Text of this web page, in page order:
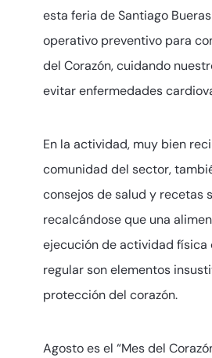
esta feria de Santiago
operativo preventivo para
del Corazón, cuidando
evitar enfermedades
En la actividad, muy bien
comunidad del sector,
consejos de salud y recetas
recalcándose que una
ejecución de actividad física
regular son elementos
protección del corazón.
Agosto es el “Mes del